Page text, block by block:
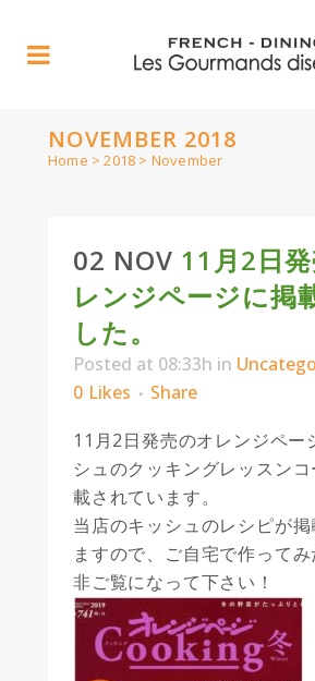
NOVEMBER 2018
Home >2018 > November
02 NOV 11月2日
レンジページに掲
した。
Posted at 08:33h in
0 Likes
Share
11月2日発売のオレンジペー
シュのクッキングレッスン
載されています。
当店のキッシュのレシピが
ますので、ご自宅で作って
非ご覧になって下さい！